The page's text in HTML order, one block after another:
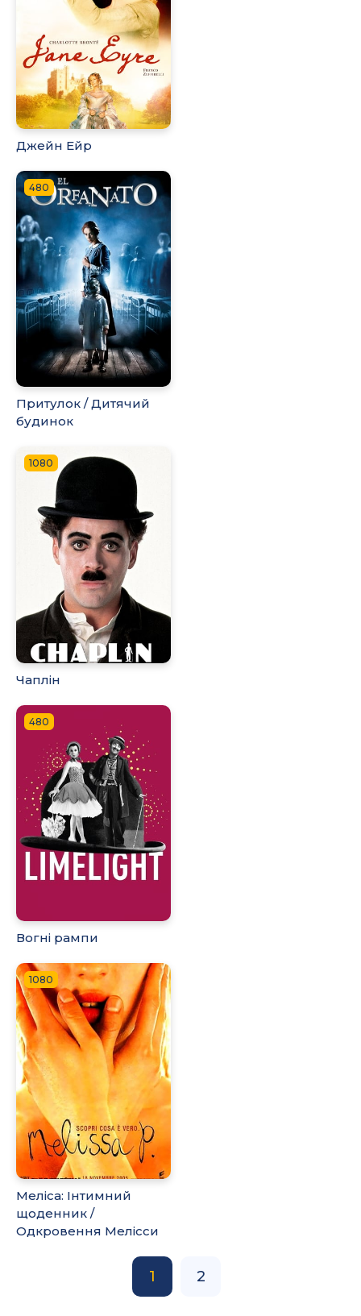
Джейн Ейр
480
Притулок / Дитячий
будинок
1080
Чаплін
480
Вогні рампи
1080
Меліса: Інтимний
щоденник /
Одкровення Мелісси
1 2